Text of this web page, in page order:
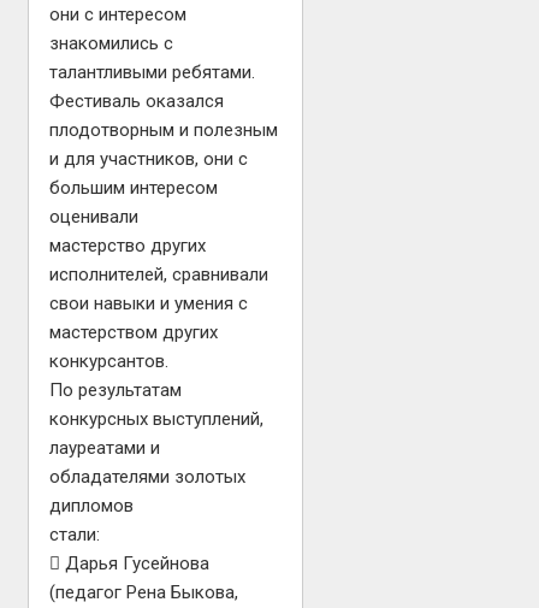
они с интересом
знакомились с
талантливыми ребятами.
Фестиваль оказался
плодотворным и полезным
и для участников, они с
большим интересом
оценивали
мастерство других
исполнителей, сравнивали
свои навыки и умения с
мастерством других
конкурсантов.
По результатам
конкурсных выступлений,
лауреатами и
обладателями золотых
дипломов
стали:
 Дарья Гусейнова
(педагог Рена Быкова,